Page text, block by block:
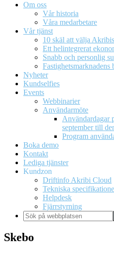
Om oss
Vår historia
Våra medarbetare
Vår tjänst
10 skäl att välja
Ett helintegrerat
Snabb och personlig
Fastighetsmarknadens
Nyheter
Kundselfies
Events
Webbinarier
Användarmöte
Användardagar
september till
Program
Boka demo
Kontakt
Lediga tjänster
Kundzon
Driftinfo Akribi Cloud
Tekniska
Helpdesk
Fjärrstyrning
Sök
på
webbplatsen
Skebo